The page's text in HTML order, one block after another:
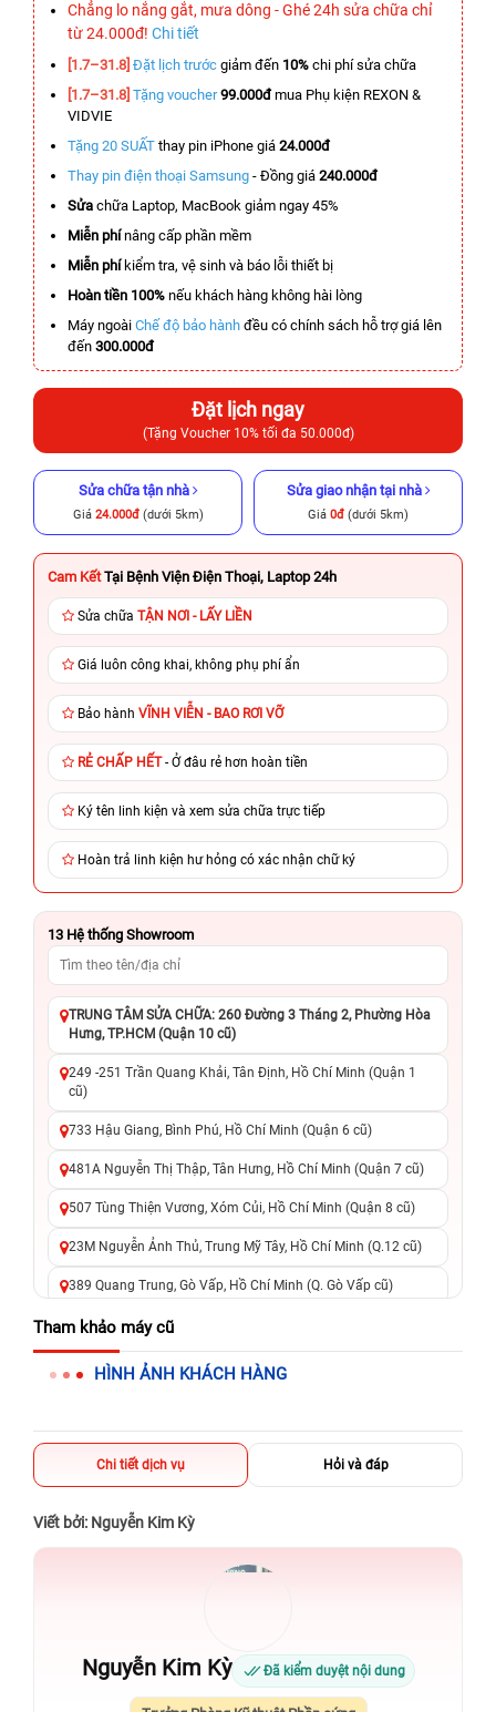
Chẳng lo nắng gắt, mưa dông - Ghé 24h sửa chữa chỉ
từ 24.000đ! Chi tiết
[1.7–31.8] Đặt lịch trước giảm đến 10% chi phí sửa chữa
[1.7–31.8] Tặng voucher 99.000đmua Phụ kiện REXON &
VIDVIE
Tặng 20 SUẤT thay pin iPhone giá 24.000đ
Thay pin điện thoại Samsung - Đồng giá 240.000đ
Sửa chữa Laptop, MacBook giảm ngay 45%
Miễn phínâng cấp phần mềm
Miễn phíkiểm tra, vệ sinh và báo lỗi thiết bị
Hoàn tiền 100% nếu khách hàng không hài lòng
Máy ngoài Chế độ bảo hành đều có chính sách hỗ trợ giá lên
đến 300.000đ
Đặt lịch ngay
(Tặng Voucher 10% tối đa 50.000đ)
Sửa chữa tận nhà
Giá 24.000đ(dưới 5km)
Sửa giao nhận tại nhà
Giá 0đ (dưới 5km)
Cam Kết Tại Bệnh Viện Điện Thoại, Laptop 24h
Sửa chữa TẬN NƠI - LẤY LIỀN
Giá luôn công khai, không phụ phí ẩn
Bảo hành VĨNH VIỄN - BAO RƠI VỠ
RẺ CHẤP HẾT- Ở đâu rẻ hơn hoàn tiền
Ký tên linh kiện và xem sửa chữa trực tiếp
Hoàn trả linh kiện hư hỏng có xác nhận chữ ký
13 Hệ thống Showroom
TRUNG TÂM SỬA CHỮA: 260 Đường 3 Tháng 2, Phường Hòa
Hưng, TP.HCM (Quận 10 cũ)
249 -251 Trần Quang Khải, Tân Định, Hồ Chí Minh (Quận 1
cũ)
733 Hậu Giang, Bình Phú, Hồ Chí Minh (Quận 6 cũ)
481A Nguyễn Thị Thập, Tân Hưng, Hồ Chí Minh (Quận 7 cũ)
507 Tùng Thiện Vương, Xóm Củi, Hồ Chí Minh (Quận 8 cũ)
23M Nguyễn Ảnh Thủ, Trung Mỹ Tây, Hồ Chí Minh (Q.12 cũ)
389 Quang Trung, Gò Vấp, Hồ Chí Minh (Q. Gò Vấp cũ)
625 - 625A Âu Cơ, Tân Phú, Hồ Chí Minh (Quận Tân Phú cũ)
326 Lê Văn Việt, Tăng Nhơn Phú, Hồ Chí Minh (Q.9 TP. Thủ
Đức cũ)
Đức Cũ)
70 Nguyễn An Ninh, Dĩ An, Hồ Chí Minh (Bình Dương Cũ)
24h Vũng Tàu: 162A Ba Cu, Vũng Tàu, Hồ Chí Minh (TP. Vũng
Tàu cũ)
198 Hoàng Văn Thụ, Tân Sơn Nhất, Hồ Chí Minh (Tân Bình
Tham khảo máy cũ
HÌNH ẢNH KHÁCH HÀNG
Chi tiết dịch vụ Hỏi và đáp
Viết bởi: Nguyễn Kim Kỳ
Nguyễn Kim Kỳ Đã kiểm duyệt nội dung